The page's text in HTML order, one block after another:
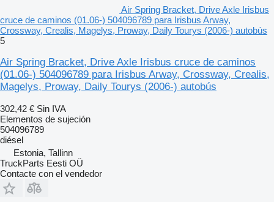
Air Spring Bracket, Drive Axle Irisbus
cruce de caminos (01.06-) 504096789 para Irisbus Arway,
Crossway, Crealis, Magelys, Proway, Daily Tourys (2006-) autobús
5
Air Spring Bracket, Drive Axle Irisbus cruce de caminos
(01.06-) 504096789 para Irisbus Arway, Crossway, Crealis,
Magelys, Proway, Daily Tourys (2006-) autobús
302,42 € Sin IVA
Elementos de sujeción
504096789
diésel
Estonia, Tallinn
TruckParts Eesti OÜ
Contacte con el vendedor